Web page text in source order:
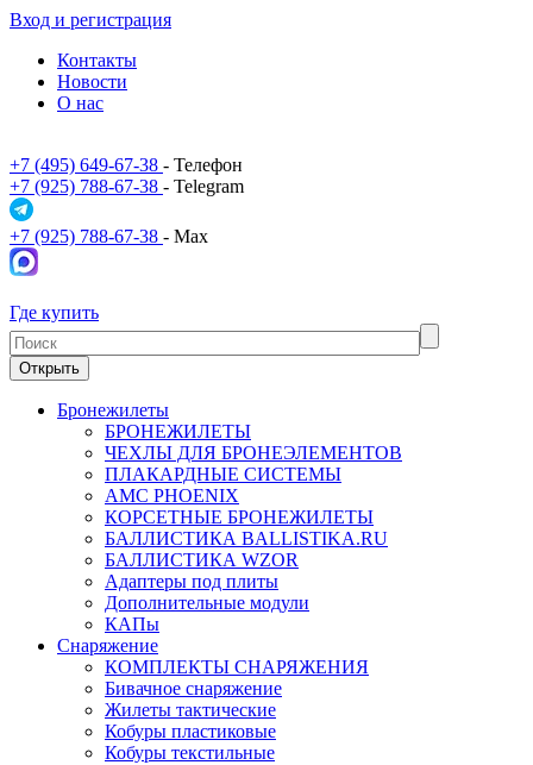
Вход и регистрация
Контакты
Новости
О нас
+7 (495) 649-67-38 - Телефон
+7 (925) 788-67-38 - Telegram
+7 (925) 788-67-38 - Max
Где купить
Открыть
Бронежилеты
БРОНЕЖИЛЕТЫ
ЧЕХЛЫ ДЛЯ БРОНЕЭЛЕМЕНТОВ
ПЛАКАРДНЫЕ СИСТЕМЫ
АМС PHOENIX
КОРСЕТНЫЕ БРОНЕЖИЛЕТЫ
БАЛЛИСТИКА BALLISTIKA.RU
БАЛЛИСТИКА WZOR
Адаптеры под плиты
Дополнительные модули
КАПы
Снаряжение
КОМПЛЕКТЫ СНАРЯЖЕНИЯ
Бивачное снаряжение
Жилеты тактические
Кобуры пластиковые
Кобуры текстильные